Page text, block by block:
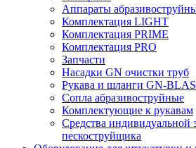
Аппараты
Комплектация LIGHT
Комплектация PRIME
Комплектация PRO
Запчасти
Насадки GN очистки труб
Рукава и шланги GN-
Сопла абразивоструйные
Комплектующие к рукавам
Средства индивидуальной
пескоструйщика